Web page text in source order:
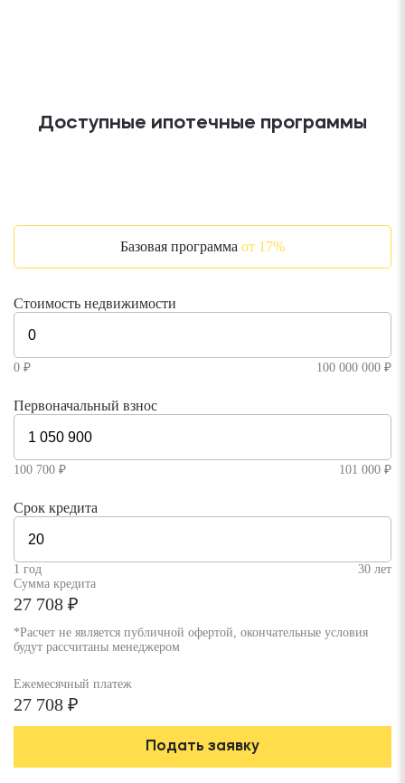
Доступные ипотечные программы
Базовая программа от 17%
Стоимость недвижимости
0 ₽ 100 000 000 ₽
Первоначальный взнос
100 700 ₽ 101 000 ₽
Срок кредита
1 год
30 лет
Сумма кредита
27 708 ₽
*Расчет не является публичной офертой, окончательные условия
будут рассчитаны менеджером
Ежемесячный платеж
27 708 ₽
Подать заявку